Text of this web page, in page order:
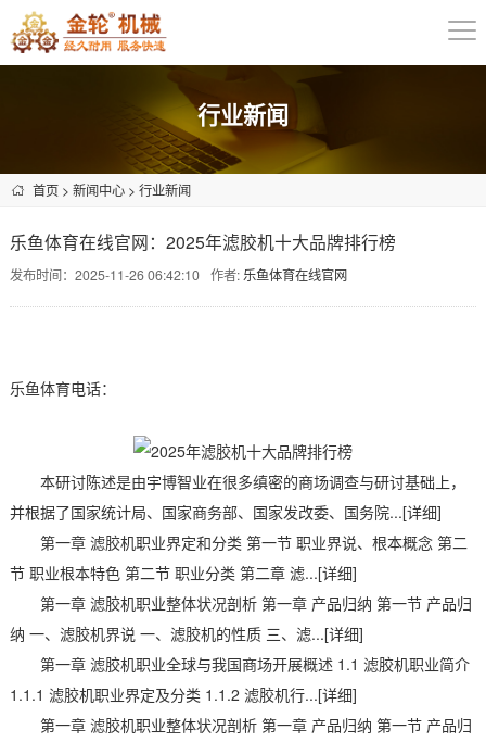
行业新闻
首页> 新闻中心> 行业新闻
乐鱼体育在线官网：2025年滤胶机十大品牌排行榜
发布时间：2025-11-26 06:42:10 作者: 乐鱼体育在线官网
乐鱼体育电话：
本研讨陈述是由宇博智业在很多缜密的商场调查与研讨基础上，
并根据了国家统计局、国家商务部、国家发改委、国务院...[详细]
第一章 滤胶机职业界定和分类 第一节 职业界说、根本概念 第二
节 职业根本特色 第二节 职业分类 第二章 滤...[详细]
第一章 滤胶机职业整体状况剖析 第一章 产品归纳 第一节 产品归
纳 一、滤胶机界说 一、滤胶机的性质 三、滤...[详细]
第一章 滤胶机职业全球与我国商场开展概述 1.1 滤胶机职业简介
1.1.1 滤胶机职业界定及分类 1.1.2 滤胶机行...[详细]
第一章 滤胶机职业整体状况剖析 第一章 产品归纳 第一节 产品归